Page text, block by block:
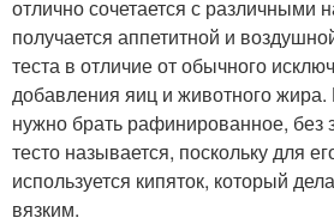
отлично сочетается с различными
получается аппетитной и
теста в отличие от обычного
добавления яиц и животного жира.
нужно брать рафинированное, без
тесто называется, поскольку для
используется кипяток, который
вязким.